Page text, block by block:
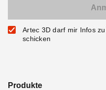
Artec 3D darf mir Infos
schicken
Produkte